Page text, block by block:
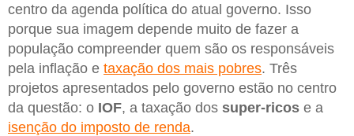
centro da agenda política do atual governo. Isso
porque sua imagem depende muito de fazer a
população compreender quem são os responsáveis
pela inflação e taxação dos mais pobres. Três
projetos apresentados pelo governo estão no centro
da questão: o IOF, a taxação dos super-ricos e a
isenção do imposto de renda.